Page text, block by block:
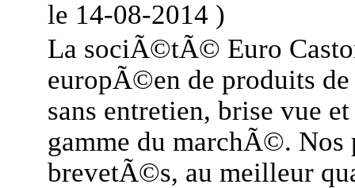
le 14-08-2014 )
La sociÃ©tÃ© Euro
europÃ©en de produits
sans entretien, brise vue
gamme du marchÃ©.
brevetÃ©s, au meilleur